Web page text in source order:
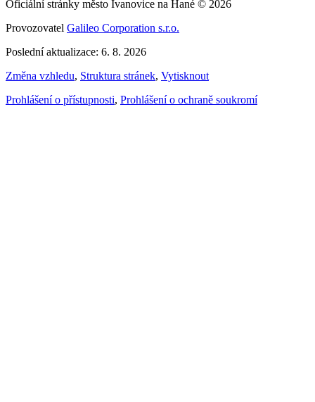
Oficiální stránky město Ivanovice na Hané © 2026
Provozovatel Galileo Corporation s.r.o.
Poslední aktualizace: 6. 8. 2026
Změna vzhledu, Struktura stránek, Vytisknout
Prohlášení o přístupnosti, Prohlášení o ochraně soukromí